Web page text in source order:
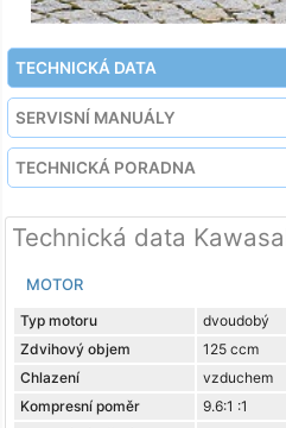
TECHNICKÁ DATA
SERVISNÍ MANUÁLY
TECHNICKÁ PORADNA
Technická data
MOTOR
Typ motoru
dvoudobý
Zdvihový objem
125 ccm
Chlazení
vzduchem
Kompresní poměr
9.6:1 :1